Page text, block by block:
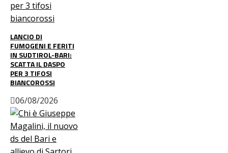
LANCIO DI
FUMOGENI E FERITI
IN SUDTIROL-BARI:
SCATTA IL DASPO
PER 3 TIFOSI
BIANCOROSSI
06/08/2026